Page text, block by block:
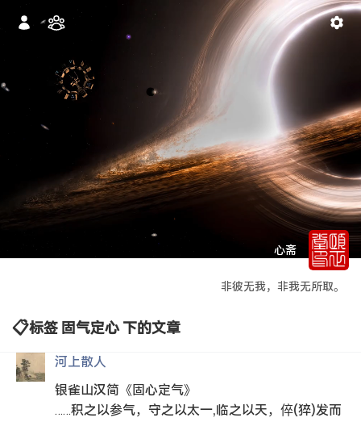
心斋
非彼无我，非我无所取。
标签 固气定心 下的文章
河上散人
银雀山汉简《固心定气》
……积之以参气，守之以太一,临之以天，倅(猝)发而